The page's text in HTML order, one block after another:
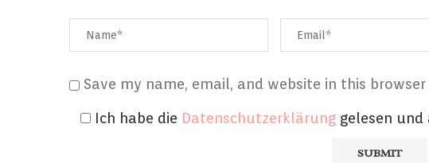
Save my name, email, and website in this
Ich habe die Datenschutzerklärung gelesen und